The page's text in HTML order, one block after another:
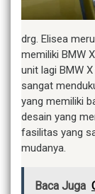
drg. Elisea
memiliki BMW
unit lagi BMW
sangat
yang memiliki
desain yang
fasilitas yang
mudanya.
Baca Juga